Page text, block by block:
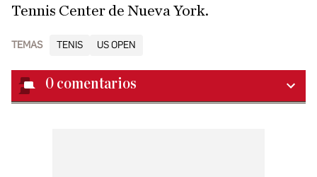
Tennis Center de Nueva York.
TEMAS TENIS US OPEN
0 comentarios